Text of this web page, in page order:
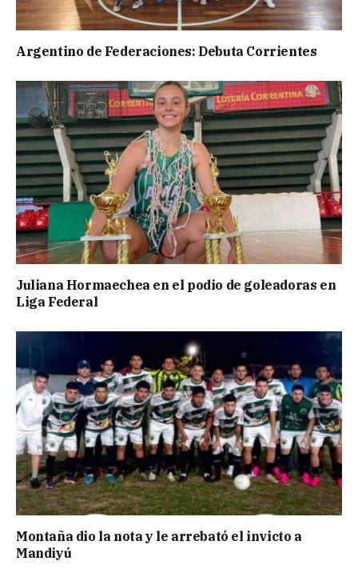
Argentino de Federaciones: Debuta Corrientes
Juliana Hormaechea en el podio de goleadoras en
Liga Federal
Montaña dio la nota y le arrebató el invicto a
Mandiyú